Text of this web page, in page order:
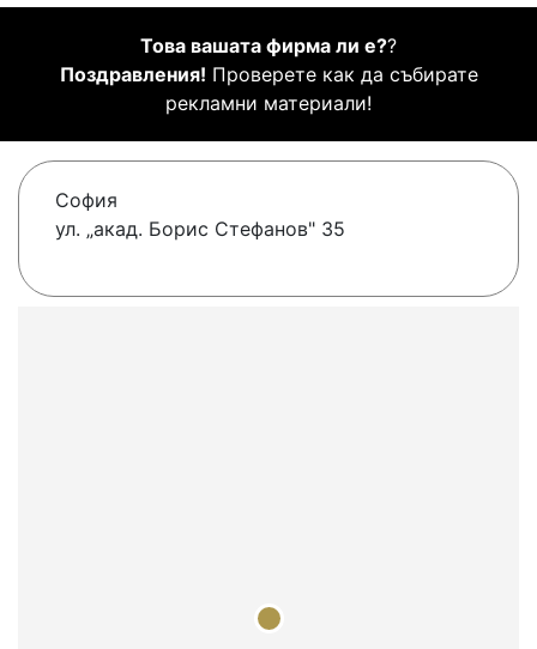
Това вашата фирма ли е??
Поздравления! Проверете как да събирате
рекламни материали!
София
ул. „акад. Борис Стефанов" 35